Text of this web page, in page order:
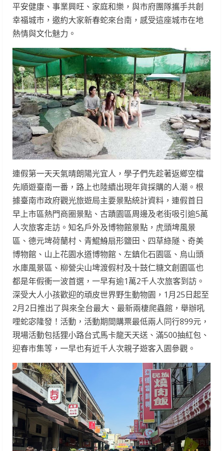
平安健康、事業興旺、家庭和樂，與市府團隊攜手共創
幸福城市，邀約大家新春蛇來台南，感受這座城市在地
熱情與文化魅力。
連假第一天天氣晴朗陽光宜人，學子們先趁著返鄉空檔
先順遊臺南一番，路上也陸續出現年貨採購的人潮。根
據臺南市政府觀光旅遊局主要景點統計資料，連假首日
早上市區熱門商圈景點、古蹟園區周邊及老街吸引逾5萬
人次旅客走訪。知名戶外及博物館景點，虎頭埤風景
區、德元埤荷蘭村、青鯤鯓扇形鹽田、四草綠隧、奇美
博物館、山上花園水道博物館、左鎮化石園區、烏山頭
水庫風景區、柳營尖山埤渡假村及十鼓仁糖文創園區也
都是年假衝一波首選，一早有逾1萬2千人次旅客到訪。
深受大人小孩歡迎的頑皮世界野生動物園，1月25日起至
2月2日推出了與來全台最大、最新兩棲爬蟲館，舉辦吼
哩蛇宓隆發！活動，活動期間購票最低兩人同行899元，
現場活動包括狸小路台式馬卡龍天天送、滿500抽紅包、
迎春市集等，一早也有近千人次親子遊客入園參觀。